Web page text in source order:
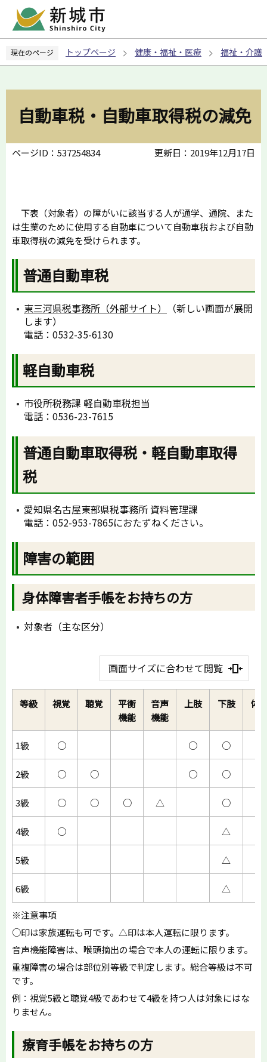
ペ
の
現在のページ トップページ 健康・福祉・医療 福祉・介護
自動車税・自動車取得税の減免
ページID：537254834 更新日：2019年12月17日
下表（対象者）の障がいに該当する人が通学、通院、また
は生業のために使用する自動車について自動車税および自動
車取得税の減免を受けられます。
普通自動車税
東三河県税事務所（外部サイト）
（新しい画面が展開
します）
電話：0532-35-6130
軽自動車税
市役所税務課 軽自動車税担当
電話：0536-23-7615
普通自動車取得税・軽自動車取得
税
愛知県名古屋東部県税事務所 資料管理課
電話：052-953-7865におたずねください。
障害の範囲
身体障害者手帳をお持ちの方
対象者（主な区分）
画面サイズに合わせて閲覧
等級 視覚 聴覚
平衡
機能
音声
機能
上肢 下肢 体
1級 ○ ○ ○
2級 ○ ○ ○ ○
3級 ○ ○ ○ △ ○
4級 ○ △
5級 △
6級 △
※注意事項
○印は家族運転も可です。△印は本人運転に限ります。
音声機能障害は、喉頭摘出の場合で本人の運転に限ります。
重複障害の場合は部位別等級で判定します。総合等級は不可
です。
例：視覚5級と聴覚4級であわせて4級を持つ人は対象にはな
りません。
療育手帳をお持ちの方